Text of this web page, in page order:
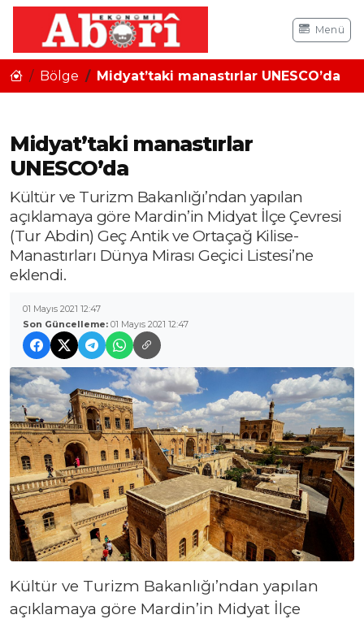
Menü
Bölge Midyat’taki manastırlar UNESCO’da
Midyat’taki manastırlar
UNESCO’da
Kültür ve Turizm Bakanlığı’ndan yapılan
açıklamaya göre Mardin’in Midyat İlçe Çevresi
(Tur Abdin) Geç Antik ve Ortaçağ Kilise-
Manastırları Dünya Mirası Geçici Listesi’ne
eklendi.
01 Mayıs 2021 12:47
Son Güncelleme: 01 Mayıs 2021 12:47
Kültür ve Turizm Bakanlığı’ndan yapılan
açıklamaya göre Mardin’in Midyat İlçe